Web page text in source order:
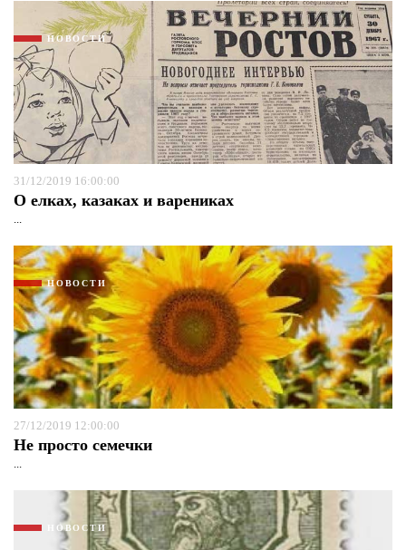
НОВОСТИ
31/12/2019 16:00:00
О елках, казаках и варениках
...
НОВОСТИ
27/12/2019 12:00:00
Не просто семечки
...
НОВОСТИ
защиты информации*
Я согласен сполитикой конфиденциальности и
защиты информации*